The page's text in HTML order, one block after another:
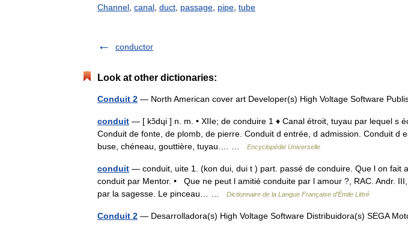
Channel canal duct passage pipe tube
conductor
Look at other dictionaries:
Conduit 2 — North American cover art Developer(s) High Voltage Software
conduit — [ kɔ̃dɥi ] n. m. • XIIe; de conduire 1 ♦ Canal étroit, tuyau par lequel s
Conduit de fonte, de plomb, de pierre. Conduit d entrée, d admission. Conduit d
buse, chéneau, gouttière, tuyau.… …
Encyclopédie Universelle
conduit — conduit, uite 1. (kon dui, dui t ) part. passé de conduire. Que l on fait
conduit par Mentor. • Que ne peut l amitié conduite par l amour ?, RAC. Andr.
par la sagesse. Le pinceau… …
Dictionnaire de la Langue Française d'Émile Littré
Conduit 2 — Desarrolladora(s) High Voltage Software Distribuidora(s) SEGA